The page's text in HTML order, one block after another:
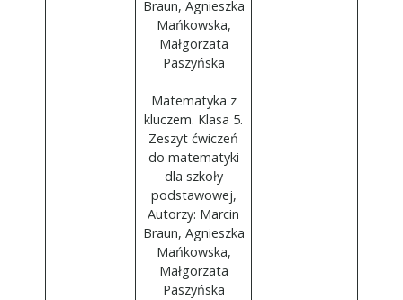
Braun, Agnieszka
Mańkowska,
Małgorzata
Paszyńska
Matematyka z
kluczem. Klasa 5.
Zeszyt ćwiczeń
do matematyki
dla szkoły
podstawowej,
Autorzy: Marcin
Braun, Agnieszka
Mańkowska,
Małgorzata
Paszyńska